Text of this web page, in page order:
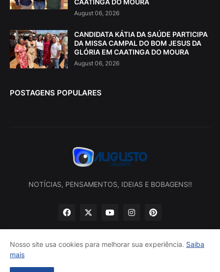
CAATINGA DO MOURA
August 06, 2026
CANDIDATA KÁTIA DA SAÚDE PARTICIPA
DA MISSA CAMPAL DO BOM JESUS DA
GLÓRIA EM CAATINGA DO MOURA
August 06, 2026
POSTAGENS POPULARES
NOTÍCIAS, PENSAMENTOS, IDEIAS E BOBAGENS!!
Início
Nosso site usa cookies para melhorar sua experiência. Saiba
mais